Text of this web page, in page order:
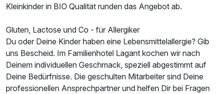
Kleinkinder in BIO Qualität runden das Angebot ab.
Gluten, Lactose und Co - für Allergiker
Du oder Deine Kinder haben eine Lebensmittelallergie? Gib
uns Bescheid. Im Familienhotel Lagant kochen wir nach
Deinem individuellen Geschmack, speziell abgestimmt auf
Deine Bedürfnisse. Die geschulten Mitarbeiter sind Deine
professionellen Ansprechpartner und helfen Dir bei Fragen